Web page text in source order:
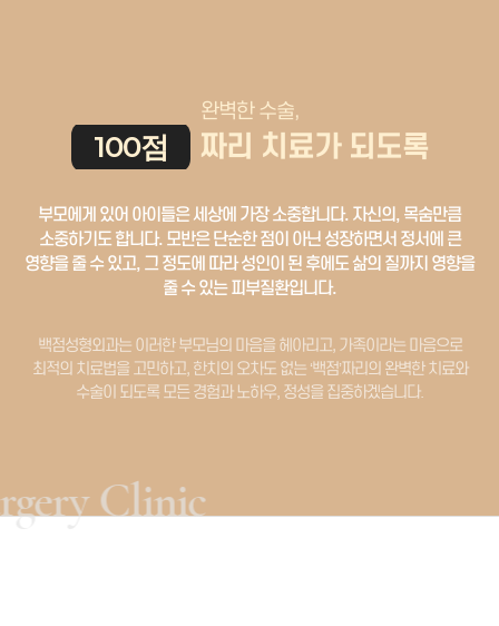
완벽한 수술,
100점 짜리 치료가 되도록
부모에게 있어 아이들은 세상에 가장 소중합니다. 자신의, 목숨만큼
소중하기도 합니다. 모반은 단순한 점이 아닌 성장하면서 정서에 큰
영향을 줄 수 있고, 그 정도에 따라 성인이 된 후에도 삶의 질까지 영향을
줄 수 있는 피부질환입니다.
백점성형외과는 이러한 부모님의 마음을 헤아리고, 가족이라는 마음으로
최적의 치료법을 고민하고, 한치의 오차도 없는 ‘백점’짜리의 완벽한 치료와
수술이 되도록 모든 경험과 노하우, 정성을 집중하겠습니다.
Clinic